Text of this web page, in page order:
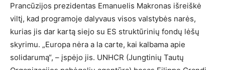
Prancūzijos prezidentas Emanuelis Makronas išreiškė
viltį, kad programoje dalyvaus visos valstybės narės,
kurias jis dar kartą siejo su ES struktūrinių fondų lėšų
skyrimu. „Europa nėra a la carte, kai kalbama apie
solidarumą“, – įspėjo jis. UNHCR (Jungtinių Tautų